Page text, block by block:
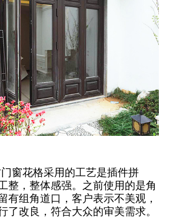
窗花格采用的工艺是插件拼
整，整体感强。之前使用的是角
有组角道口，客户表示不美观，
了改良，符合大众的审美需求。